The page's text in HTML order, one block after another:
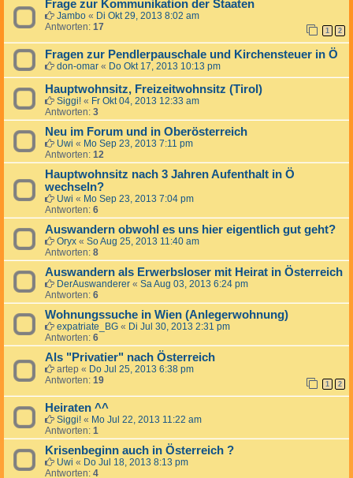
Frage zur Kommunikation der Staaten
Jambo « Di Okt 29, 2013 8:02 am
Antworten: 17 1 2
Fragen zur Pendlerpauschale und Kirchensteuer in Ö
don-omar « Do Okt 17, 2013 10:13 pm
Hauptwohnsitz, Freizeitwohnsitz (Tirol)
Siggi! « Fr Okt 04, 2013 12:33 am
Antworten: 3
Neu im Forum und in Oberösterreich
Uwi « Mo Sep 23, 2013 7:11 pm
Antworten: 12
Hauptwohnsitz nach 3 Jahren Aufenthalt in Ö
wechseln?
Uwi « Mo Sep 23, 2013 7:04 pm
Antworten: 6
Auswandern obwohl es uns hier eigentlich gut geht?
Oryx « So Aug 25, 2013 11:40 am
Antworten: 8
Auswandern als Erwerbsloser mit Heirat in Österreich
DerAuswanderer « Sa Aug 03, 2013 6:24 pm
Antworten: 6
Wohnungssuche in Wien (Anlegerwohnung)
expatriate_BG « Di Jul 30, 2013 2:31 pm
Antworten: 6
Als "Privatier" nach Österreich
artep « Do Jul 25, 2013 6:38 pm
Antworten: 19 1 2
Heiraten ^^
Siggi! « Mo Jul 22, 2013 11:22 am
Antworten: 1
Krisenbeginn auch in Österreich ?
Uwi « Do Jul 18, 2013 8:13 pm
Antworten: 4